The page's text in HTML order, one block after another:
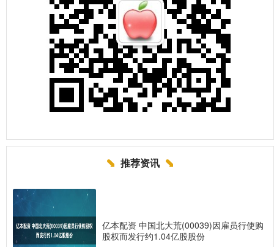
推荐资讯
亿本配资 中国北大荒(00039)因雇员行使购
股权而发行约1.04亿股股份